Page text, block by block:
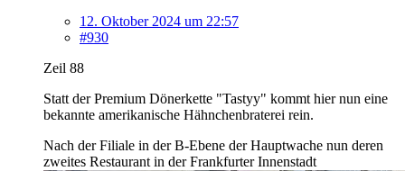
12. Oktober 2024 um 22:57
#930
Zeil 88
Statt der Premium Dönerkette "Tastyy" kommt hier nun eine
bekannte amerikanische Hähnchenbraterei rein.
Nach der Filiale in der B-Ebene der Hauptwache nun deren
zweites Restaurant in der Frankfurter Innenstadt